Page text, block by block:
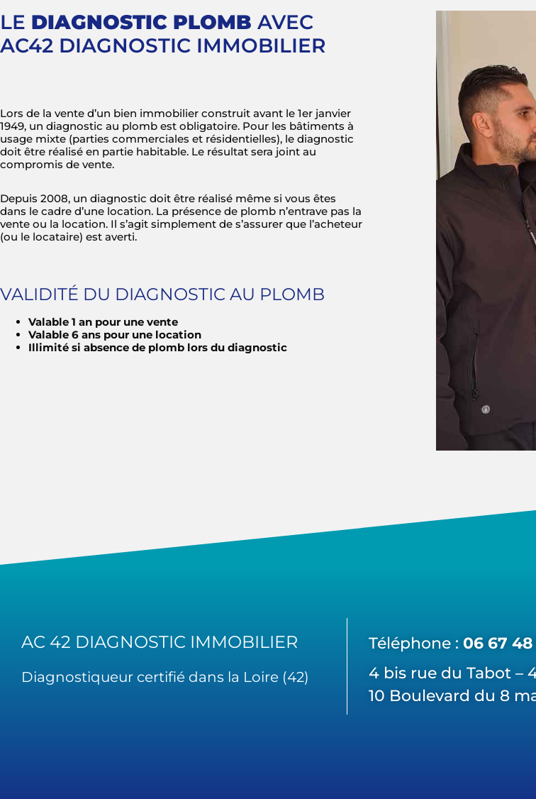
LE DIAGNOSTIC PLOMB AVEC
AC42 DIAGNOSTIC IMMOBILIER
Lors de la vente d’un bien immobilier construit avant le 1er janvier
1949, un diagnostic au plomb est obligatoire. Pour les bâtiments à
usage mixte (parties commerciales et résidentielles), le diagnostic
doit être réalisé en partie habitable. Le résultat sera joint au
compromis de vente.
Depuis 2008, un diagnostic doit être réalisé même si vous êtes
dans le cadre d’une location. La présence de plomb n’entrave pas la
vente ou la location. Il s’agit simplement de s’assurer que l’acheteur
(ou le locataire) est averti.
VALIDITÉ DU DIAGNOSTIC AU PLOMB
Valable 1 an pour une vente
Valable 6 ans pour une location
Illimité si absence de plomb lors du diagnostic
AC 42 DIAGNOSTIC IMMOBILIER
Diagnostiqueur certifié dans la Loire (42)
Téléphone : 06 67 48
4 bis rue du Tabot –
10 Boulevard du 8